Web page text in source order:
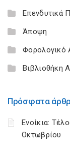
Επενδυτικά
Άποψη
Φορολογικό
Βιβλιοθήκη
Πρόσφατα
Ενοίκια:
Οκτωβρίου